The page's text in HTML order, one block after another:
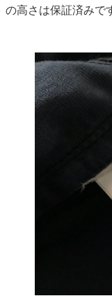
の高さは保証済みで